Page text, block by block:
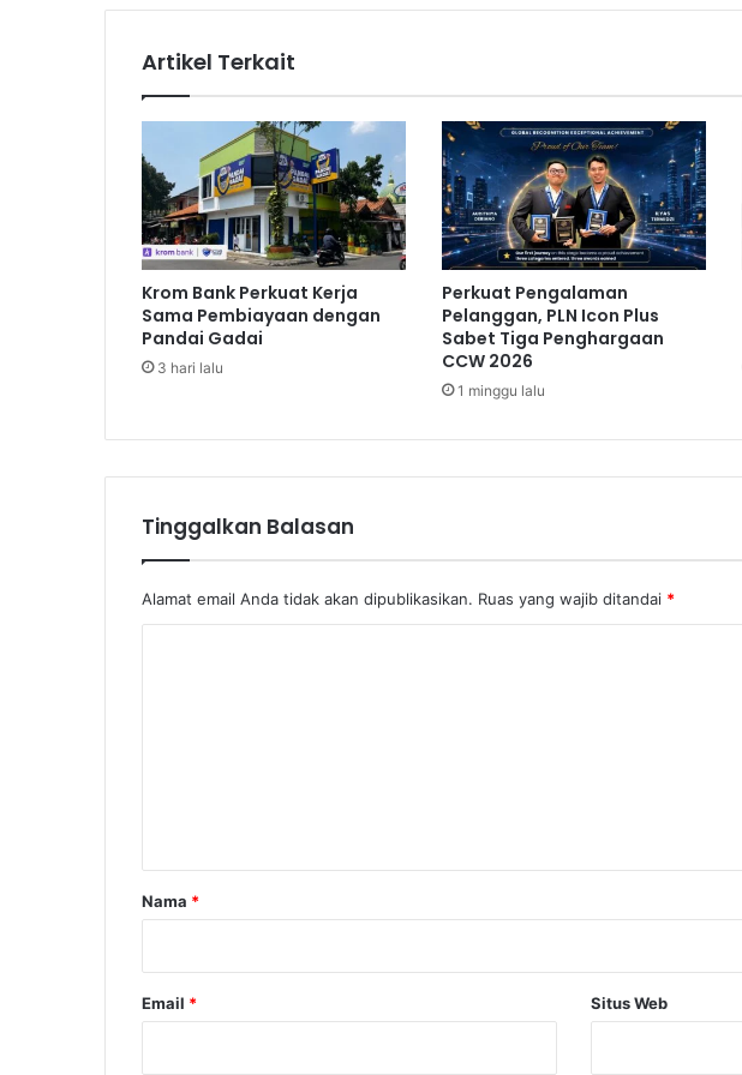
P
e
l
a
n
g
d
i
E
r
a
D
t
l
e
m
u
G
a
t
o
t
N
u
r
y
Artikel Terkait
Krom Bank Perkuat Kerja
Sama Pembiayaan dengan
Pandai Gadai
3 hari lalu
Perkuat Pengalaman
Pelanggan, PLN Icon Plus
Sabet Tiga Penghargaan
CCW 2026
1 minggu lalu
Tinggalkan Balasan
Alamat email Anda tidak akan dipublikasikan. Ruas yang wajib ditandai *
r
Nama *
Email * Situs Web